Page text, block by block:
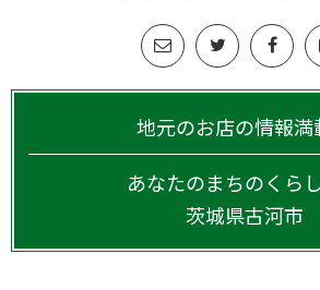
地元のお店の情報満
あなたのまちのくら
茨城県古河市